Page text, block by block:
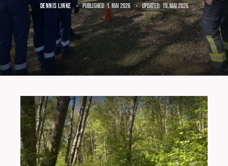
DENNIS LINKE Published: 1. Mai 2026 Updated: 19. Mai 2026